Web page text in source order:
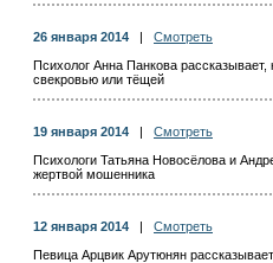
26 января 2014
Смотреть
Психолог Анна Панкова
свекровью или тёщей
19 января 2014
Смотреть
Психологи Татьяна Новосёлова и
жертвой мошенника
12 января 2014
Смотреть
Певица Арцвик Арутюнян